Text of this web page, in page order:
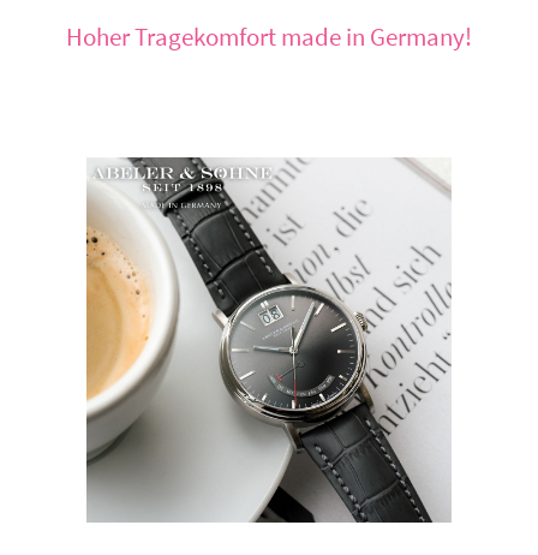
Hoher Tragekomfort made in Germany!